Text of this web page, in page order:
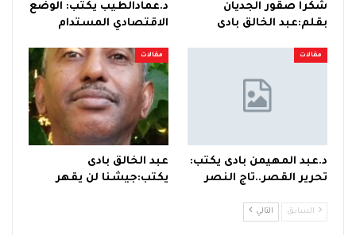
شكراً صقور الجديان
بقلم:عبد الخالق بادى
د.عمادالطيب يكتب: الوضع
الاقتصادي المستدام
مقالات
د.عبد المهيمن بادى يكتب:
تحرير القصر..تاج النصر
مقالات
عبد الخالق بادى
يكتب:جيشنا لن يقهر
السابق التالي